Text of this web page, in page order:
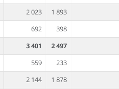
2 023 1 893
692 398
3 401 2 497
559 233
2 144 1 878